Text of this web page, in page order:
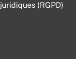
(RGPD)